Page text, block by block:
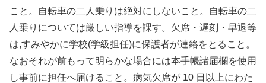
こと。自転車の二人乗りは絶対にしないこと。自転車の二
人乗りについては厳しい指導を課す。欠席・遅刻・早退等
は,すみやかに学校(学級担任)に保護者が連絡をとること。
なおそれが前もって明らかな場合には本手帳諸届欄を使用
し事前に担任へ届けること。病気欠席が 10 日以上にわた